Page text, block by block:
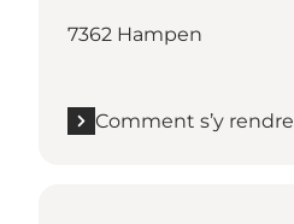
7362 Hampen
Comment s’y rendre